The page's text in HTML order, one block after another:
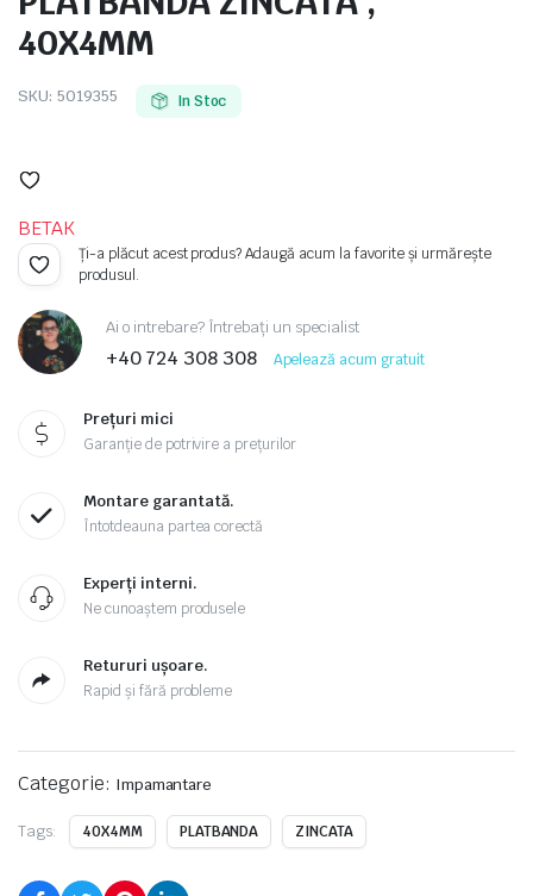
40X4MM
SKU: 5019355 In Stoc
BETAK
Ți-a plăcut acest produs? Adaugă acum la favorite și urmărește
produsul.
Ai o intrebare? Întrebați un specialist
+40 724 308 308 Apelează acum gratuit
Prețuri mici
Garanție de potrivire a prețurilor
Montare garantată.
Întotdeauna partea corectă
Experți interni.
Ne cunoaștem produsele
Retururi ușoare.
Rapid și fără probleme
Categorie: Impamantare
Tags: 40X4MM PLATBANDA ZINCATA